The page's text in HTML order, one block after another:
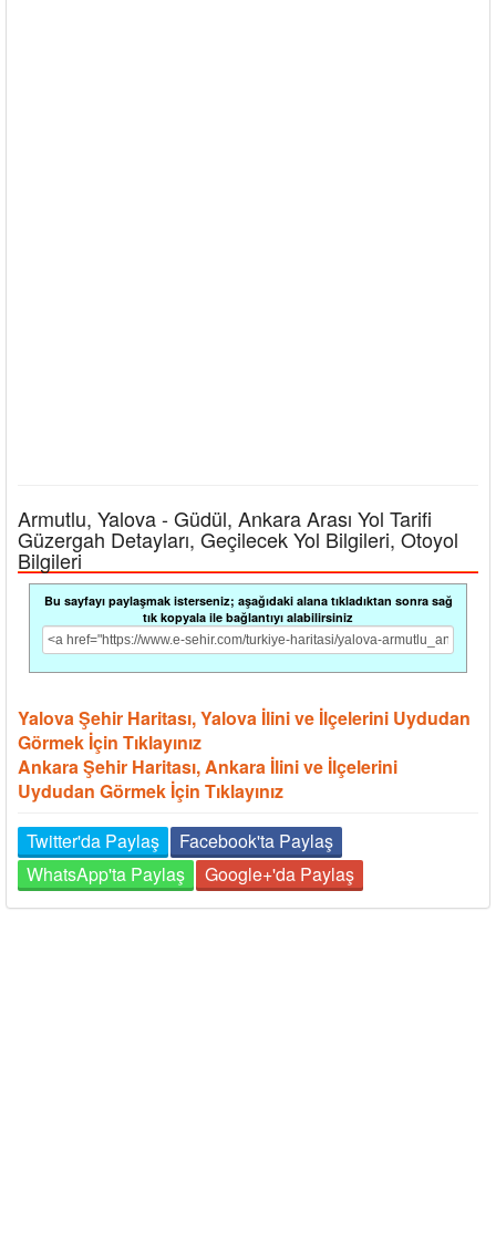
Armutlu, Yalova - Güdül, Ankara Arası Yol Tarifi
Güzergah Detayları, Geçilecek Yol Bilgileri, Otoyol
Bilgileri
Bu sayfayı paylaşmak isterseniz; aşağıdaki alana tıkladıktan sonra sağ
tık kopyala ile bağlantıyı alabilirsiniz
Yalova Şehir Haritası, Yalova İlini ve İlçelerini Uydudan
Görmek İçin Tıklayınız
Ankara Şehir Haritası, Ankara İlini ve İlçelerini
Uydudan Görmek İçin Tıklayınız
Twitter'da Paylaş
Facebook'ta Paylaş
WhatsApp'ta Paylaş
Google+'da Paylaş